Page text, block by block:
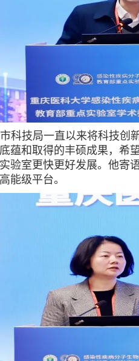
科技局一直以来将科技创
蕴和取得的丰硕成果，希
验室更快更好发展。他寄
能级平台。